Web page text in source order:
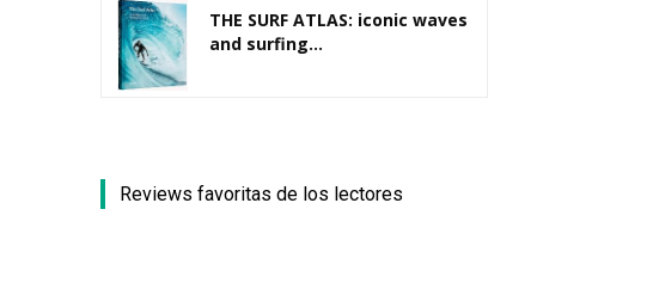
THE SURF ATLAS: iconic waves
and surfing...
Reviews favoritas de los lectores